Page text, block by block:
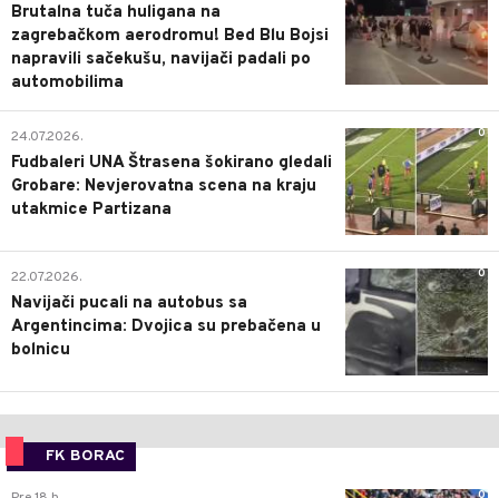
Brutalna tuča huligana na
zagrebačkom aerodromu! Bed Blu Bojsi
napravili sačekušu, navijači padali po
automobilima
0
24.07.2026.
Fudbaleri UNA Štrasena šokirano gledali
Grobare: Nevjerovatna scena na kraju
utakmice Partizana
0
22.07.2026.
Navijači pucali na autobus sa
Argentincima: Dvojica su prebačena u
bolnicu
FK BORAC
0